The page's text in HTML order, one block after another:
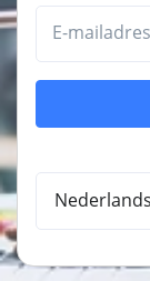
E-mailadres
Nederlands